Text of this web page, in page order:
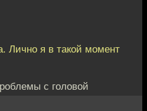
Лично я в такой момент
с головой